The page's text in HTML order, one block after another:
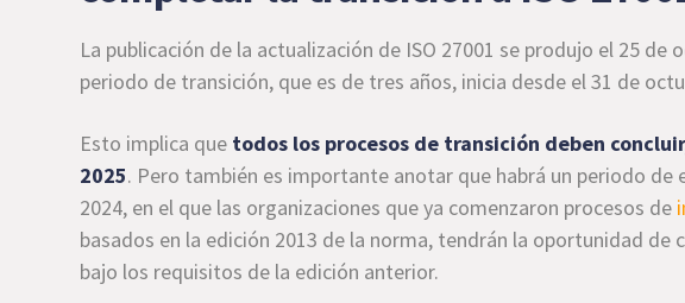
La publicación de la actualización de ISO 27001 se produjo el 25 de
periodo de transición, que es de tres años, inicia desde el 31 de
Esto implica que todos los procesos de transición deben
2025. Pero también es importante anotar que habrá un periodo de
2024, en el que las organizaciones que ya comenzaron procesos de
basados en la edición 2013 de la norma, tendrán la oportunidad de
bajo los requisitos de la edición anterior.